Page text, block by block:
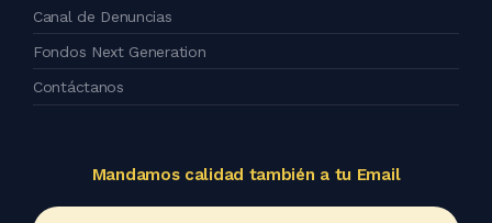
Canal de Denuncias
Fondos Next Generation
Contáctanos
Mandamos calidad también a tu Email